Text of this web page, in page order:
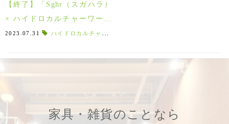
【終了】「Sghr（スガハラ）
× ハイドロカルチャーワーク
ショップ」7月29日・30日！
2023.07.31 ハイドロカルチャー苗
家具・雑貨のことなら